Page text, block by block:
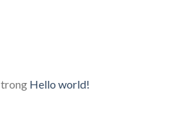
trong Hello world!